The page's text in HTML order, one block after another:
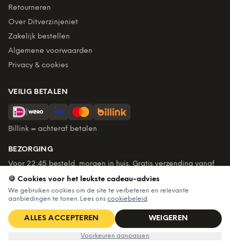
IN WINKELWAGEN
Retourneren
Over Ditverzinjeniet
Zakelijk bestellen
Algemene voorwaarden
Privacy & cookies
VEILIG BETALEN
Billink = achteraf betalen
BEZORGING
Voor 22:45 besteld, morgen in huis. Gratis verzending vanaf
€60. Tot 365 dagen retourneren.
★ 4,7/5 uit 6.235beoordelingen
©2026Ditverzinjeniet — Alle rechten voorbehouden
Algemene voorwaarden·Privacy & cookies·Cookievoorkeuren
🍪 Cookies voor het leukste cadeau-advies
We gebruiken cookies om de site te verbeteren en relevante
aanbiedingen te tonen. Lees ons cookiebeleid.
ALLES ACCEPTEREN WEIGEREN
Voorkeuren aanpassen